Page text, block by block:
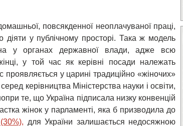
повсякденної неоплачуваної праці,
у публічному просторі. Така ж модель
у органах державної влади, адже всю
у той час як керівні посади належать
у царині традиційно «жіночих»
керівництва Міністерства науки і освіти,
те, що Україна підписала низку конвенцій
жінок у парламенті, яка б призводила до
(30%), для України залишається недосяжною